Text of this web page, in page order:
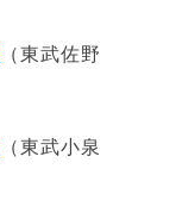
（東武佐野
（東武小泉